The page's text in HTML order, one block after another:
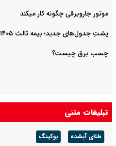
موتور جاروبرقی چگونه کار میکند
پشتِ جدول‌های جدید؛ بیمه ثالث ۱۴۰۵ چگونه محاسبه می‌شود؟
چسب برق چیست؟
تبلیغات متنی
طلای آبشده بوکینگ